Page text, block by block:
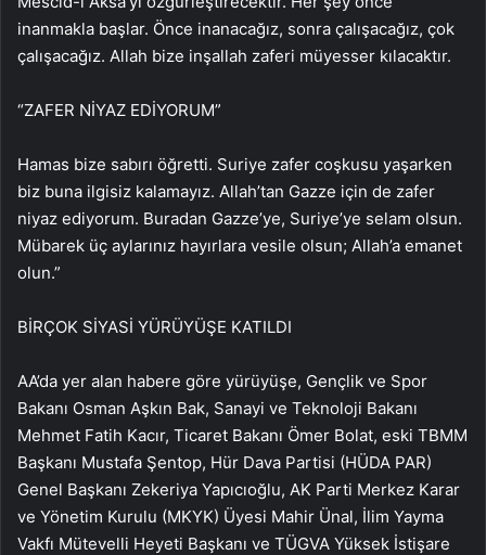
inanmakla başlar. Önce inanacağız, sonra çalışacağız, çok
çalışacağız. Allah bize inşallah zaferi müyesser kılacaktır.
“ZAFER NİYAZ EDİYORUM”
Hamas bize sabırı öğretti. Suriye zafer coşkusu yaşarken
biz buna ilgisiz kalamayız. Allah’tan Gazze için de zafer
niyaz ediyorum. Buradan Gazze’ye, Suriye’ye selam olsun.
Mübarek üç aylarınız hayırlara vesile olsun; Allah’a emanet
olun.”
BİRÇOK SİYASİ YÜRÜYÜŞE KATILDI
AA’da yer alan habere göre yürüyüşe, Gençlik ve Spor
Bakanı Osman Aşkın Bak, Sanayi ve Teknoloji Bakanı
Mehmet Fatih Kacır, Ticaret Bakanı Ömer Bolat, eski TBMM
Başkanı Mustafa Şentop, Hür Dava Partisi (HÜDA PAR)
Genel Başkanı Zekeriya Yapıcıoğlu, AK Parti Merkez Karar
ve Yönetim Kurulu (MKYK) Üyesi Mahir Ünal, İlim Yayma
Vakfı Mütevelli Heyeti Başkanı ve TÜGVA Yüksek İstişare